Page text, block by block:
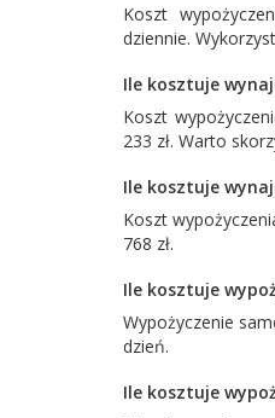
Koszt
dziennie.
Ile kosztuje
Koszt
233 zł. Warto
Ile kosztuje
Koszt
768 zł.
Ile kosztuje
Wypożyczenie
dzień.
Ile kosztuje